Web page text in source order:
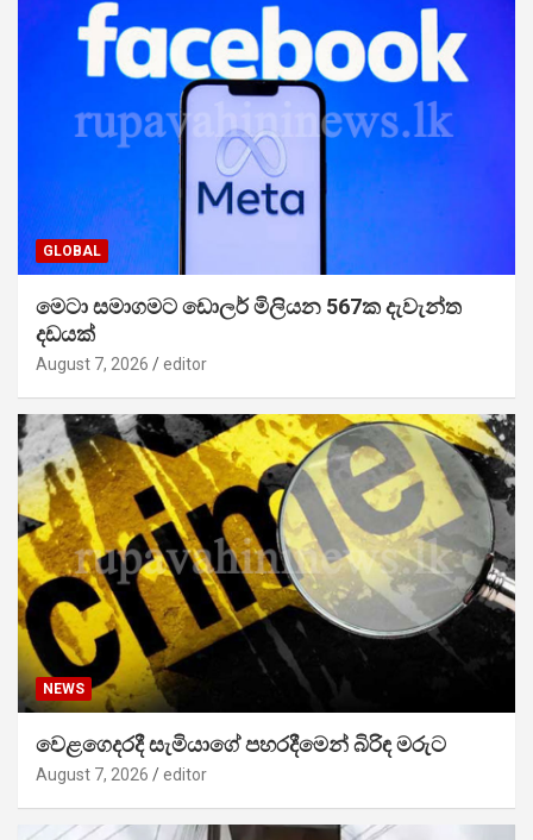
GLOBAL
මෙටා සමාගමට ඩොලර් මිලියන 567ක දැවැන්ත
දඩයක්
August 7, 2026 editor
NEWS
වෙළගෙදරදී සැමියාගේ පහරදීමෙන් බිරිඳ මරුට
August 7, 2026 editor